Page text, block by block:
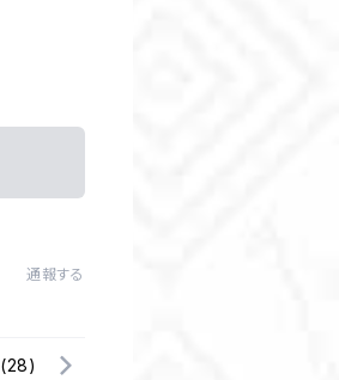
通報する
(28)